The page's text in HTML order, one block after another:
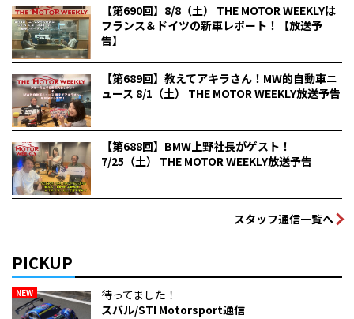
【第690回】8/8（土） THE MOTOR WEEKLYは
フランス＆ドイツの新車レポート！【放送予
告】
【第689回】教えてアキラさん！MW的自動車ニ
ュース 8/1（土） THE MOTOR WEEKLY放送予告
【第688回】BMW上野社長がゲスト！
7/25（土） THE MOTOR WEEKLY放送予告
スタッフ通信一覧へ
PICKUP
NEW
待ってました！
スバル/STI Motorsport通信